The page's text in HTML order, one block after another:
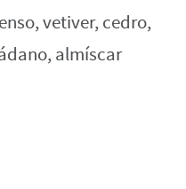
vetiver, cedro,
almíscar